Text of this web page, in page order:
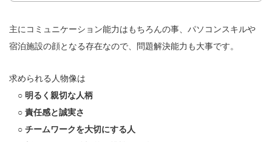
主にコミュニケーション能力はもちろんの事、パソコンスキルや
宿泊施設の顔となる存在なので、問題解決能力も大事です。
求められる人物像は
○ 明るく親切な人柄
○ 責任感と誠実さ
○ チームワークを大切にする人